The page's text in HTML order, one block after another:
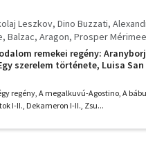
Leszkov Dino Buzzati
Balzac Aragon Prosper Mérimee
Boleszlav Prus Krleza K.
Jorge Amado Luigi
remekei regény:
szerelem története, Luisa San
I-II, Szent Bertalan éjszakája
regény, A megalkuvú-Agostino, A
I-II., Dekameron I-II., Zsu...